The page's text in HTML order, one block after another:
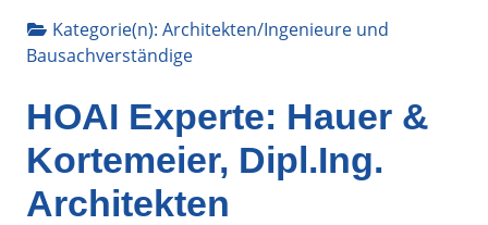
Kategorie(n): Architekten/Ingenieure und
Bausachverständige
HOAI Experte: Hauer &
Kortemeier, Dipl.Ing.
Architekten